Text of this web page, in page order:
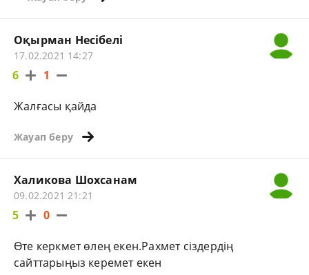
Оқырман Несібелі
17.02.2021 14:27
6 1
Жалғасы қайда
Жауап беру
Халикова Шохсанам
09.02.2021 21:21
5 0
Өте керкмет өлең екен.Рахмет сіздердің
сайттарыңыз керемет екен